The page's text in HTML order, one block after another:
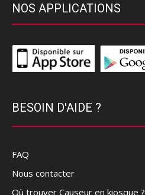
NOS APPLICATIONS
BESOIN D'AIDE ?
FAQ
Nous contacter
Où trouver Causeur en kiosque ?